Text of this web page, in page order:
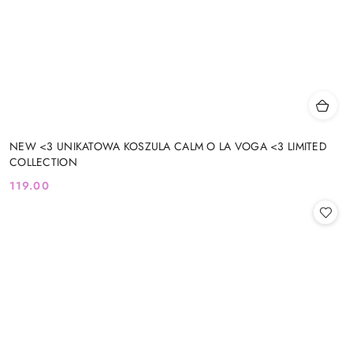
NEW <3 UNIKATOWA KOSZULA CALM O LA VOGA <3 LIMITED
COLLECTION
Cena:
119.00